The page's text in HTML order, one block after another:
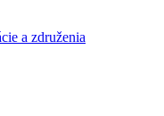
a združenia